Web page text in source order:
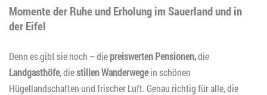
Momente der Ruhe und Erholung im Sauerland und in
der Eifel
Denn es gibt sie noch – diepreiswerten Pensionen,die
Landgasthöfe, diestillen Wanderwegein schönen
Hügellandschaften und frischer Luft. Genau richtig für alle, die